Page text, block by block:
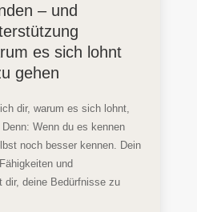
– und
es sich lohnt
gehen
dir, warum es sich lohnt,
Wenn du es kennen
noch besser kennen. Dein
und
dir, deine Bedürfnisse zu